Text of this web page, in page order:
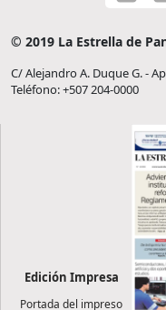
© 2019 La Estrella de
C/ Alejandro A. Duque G. -
Teléfono: +507 204-0000
Edición Impresa
Portada del impreso